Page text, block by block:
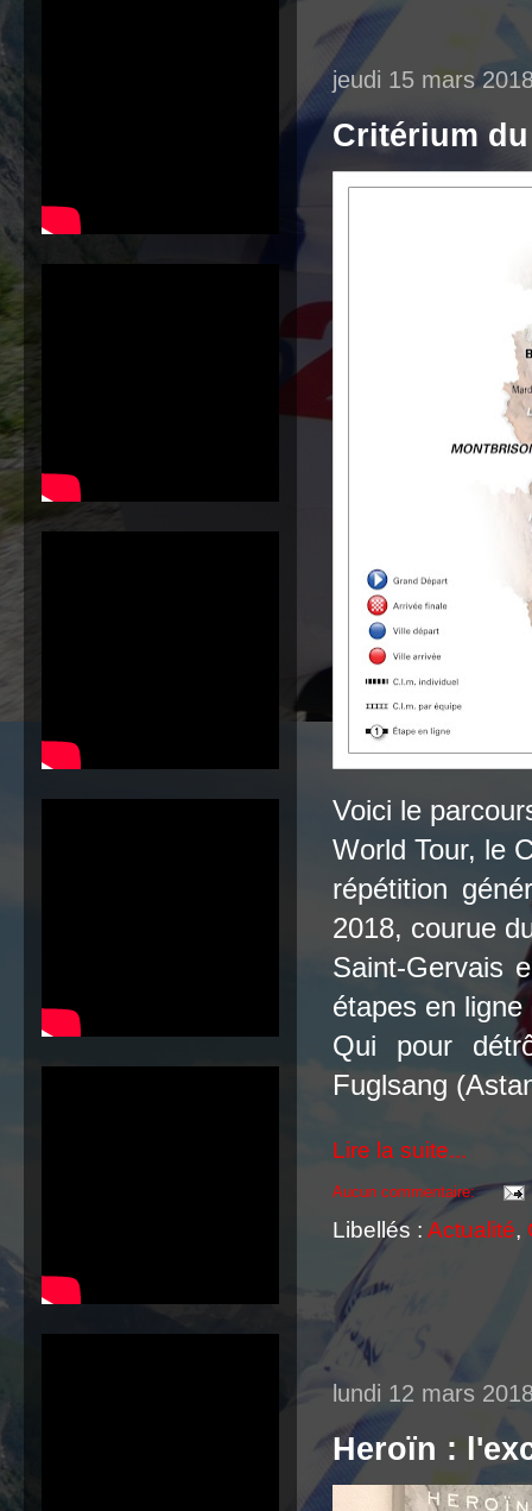
jeudi 15 mars
Critérium
Voici le
World Tour, le
répétition
2018, courue
Saint-Gervais
étapes en
Qui pour
Fuglsang
Lire la suite...
Aucun commentaire:
Libellés : Actualité,
lundi 12 mars
Heroïn :